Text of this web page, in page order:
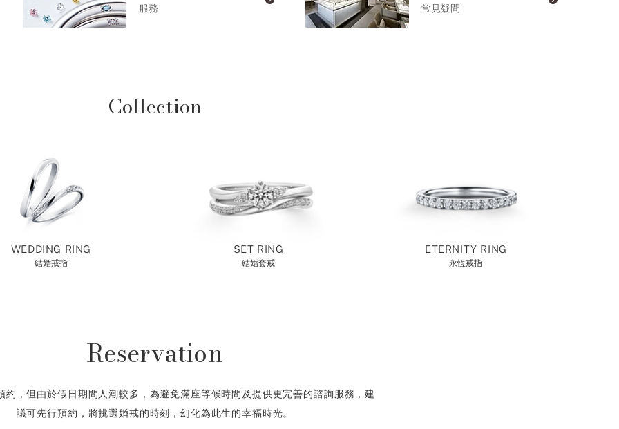
服務 常見疑問
Collection
WEDDING RING
結婚戒指
SET RING
結婚套戒
ETERNITY RING
永恆戒指
Reservation
約，但由於假日期間人潮較多，為避免滿座等候時間及提供更完善的諮詢服務，建
議可先行預約，將挑選婚戒的時刻，幻化為此生的幸福時光。